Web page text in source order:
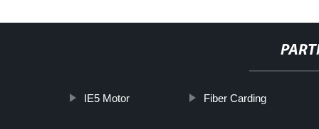
IE5 Motor Fiber Carding